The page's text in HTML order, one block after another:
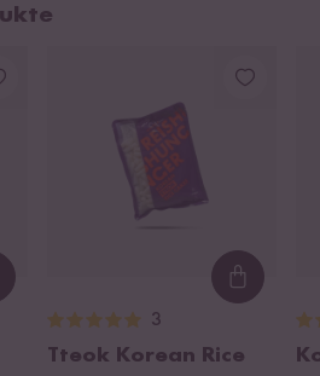
3
Tteok Korean Rice